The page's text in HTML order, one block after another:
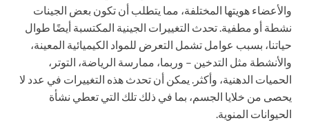
والأعضاء هويتها المختلفة، مما يتطلب أن تكون بعض الجينات
نشطة أو مطفية. تحدث التغييرات الجينية المكتسبة أيضًا طوال
حياتنا، بسبب عوامل تشمل التعرض للمواد الكيميائية المعينة،
والأنشطة مثل التدخين – وربما، ممارسة الرياضة، التوتر،
الحميات الدهنية، وأكثر. يمكن أن تحدث هذه التغييرات في عدد لا
يحصى من خلايا الجسم، بما في ذلك تلك التي تعطي نشأة
الحيوانات المنوية.